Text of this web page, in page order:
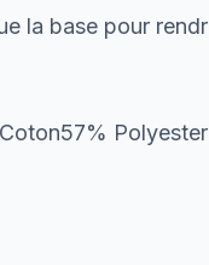
la base pour